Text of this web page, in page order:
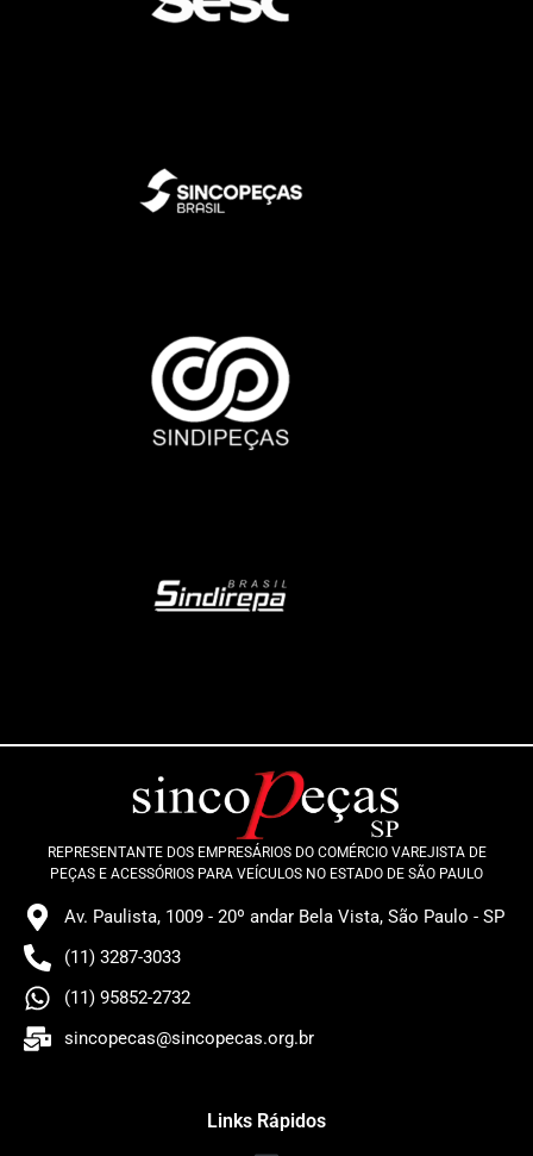
REPRESENTANTE DOS EMPRESÁRIOS DO COMÉRCIO VAREJISTA DE
PEÇAS E ACESSÓRIOS PARA VEÍCULOS NO ESTADO DE SÃO PAULO
Av. Paulista, 1009 - 20º andar Bela Vista, São Paulo - SP
(11) 3287-3033
(11) 95852-2732
sincopecas@sincopecas.org.br
Links Rápidos